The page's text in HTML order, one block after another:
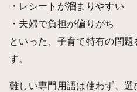
・レシートが溜まりやすい
・夫婦で負担が偏りがち
といった、子育て特有の問
す。
難しい専門用語は使わず、